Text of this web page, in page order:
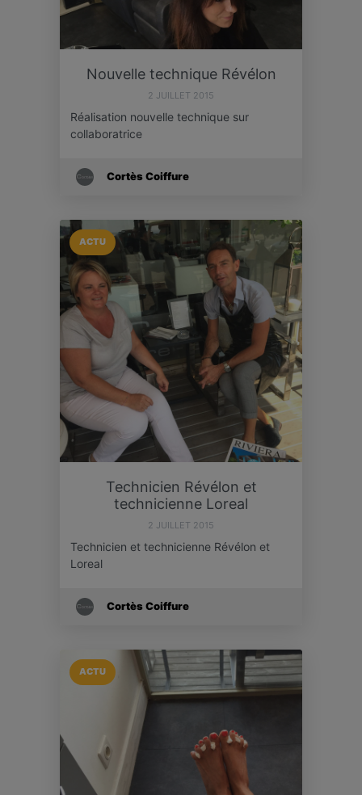
Nouvelle technique Révélon
2 JUILLET 2015
Réalisation nouvelle technique sur
collaboratrice
Cortès Coiffure
ACTU
Technicien Révélon et
technicienne Loreal
2 JUILLET 2015
Technicien et technicienne Révélon et
Loreal
Cortès Coiffure
ACTU